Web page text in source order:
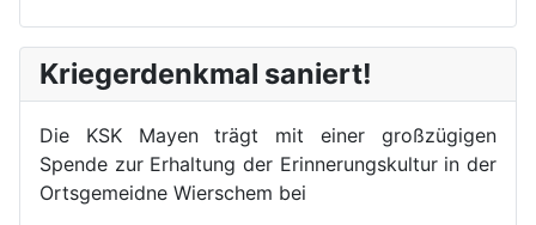
Kriegerdenkmal saniert!
Die KSK Mayen trägt mit einer großzügigen
Spende zur Erhaltung der Erinnerungskultur in der
Ortsgemeidne Wierschem bei